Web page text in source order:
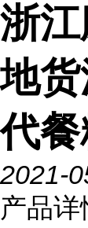
浙
地
代
2021-
产品详